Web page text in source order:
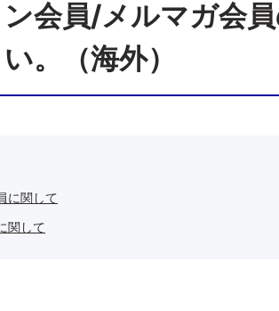
会員/メルマガ会
。（海外）
に関して
関して